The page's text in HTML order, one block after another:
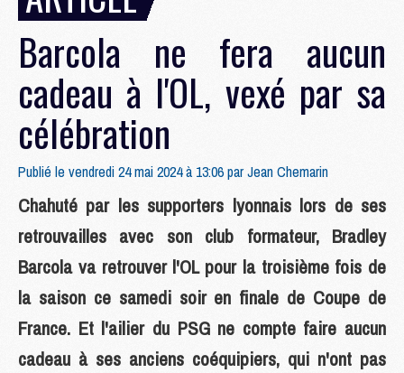
Barcola ne fera aucun
cadeau à l'OL, vexé par sa
célébration
Publié le vendredi 24 mai 2024 à 13:06 parJean Chemarin
Chahuté par les supporters lyonnais lors de ses
retrouvailles avec son club formateur, Bradley
Barcola va retrouver l'OL pour la troisième fois de
la saison ce samedi soir en finale de Coupe de
France. Et l'ailier du PSG ne compte faire aucun
cadeau à ses anciens coéquipiers, qui n'ont pas